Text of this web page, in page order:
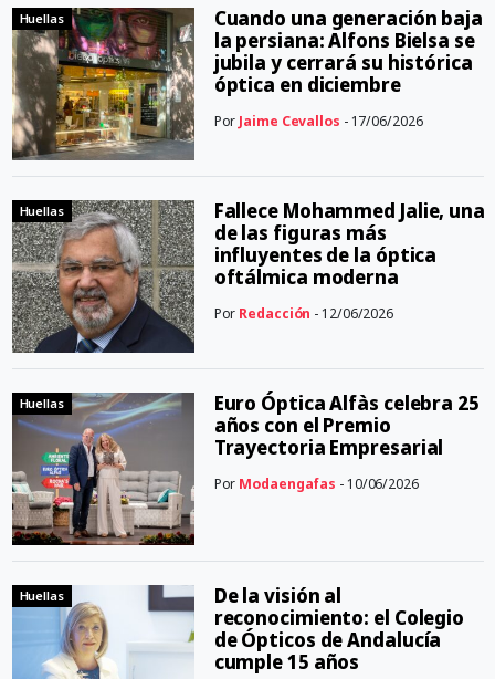
Huellas
Cuando una generación baja
la persiana: Alfons Bielsa se
jubila y cerrará su histórica
óptica en diciembre
Por Jaime Cevallos - 17/06/2026
Huellas
Fallece Mohammed Jalie, una
de las figuras más
influyentes de la óptica
oftálmica moderna
Por Redacción - 12/06/2026
Huellas
Euro Óptica Alfàs celebra 25
años con el Premio
Trayectoria Empresarial
Por Modaengafas - 10/06/2026
Huellas
De la visión al
reconocimiento: el Colegio
de Ópticos de Andalucía
cumple 15 años